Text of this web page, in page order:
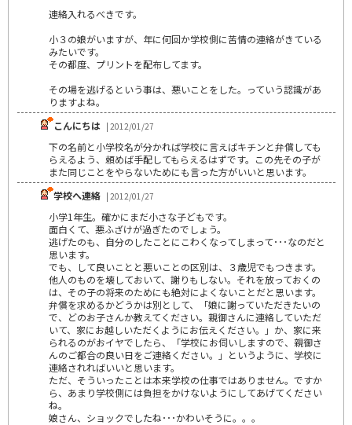
連絡入れるべきです。
小３の娘がいますが、年に何回か学校側に苦情の連絡がきている
みたいです。
その都度、プリントを配布してます。
その場を逃げるという事は、悪いことをした。っていう認識があ
りますよね。
こんにちは | 2012/01/27
下の名前と小学校名が分かれば学校に言えばキチンと弁償しても
らえるよう、頼めば手配してもらえるはずです。この先その子が
また同じことをやらないためにも言った方がいいと思います。
学校へ連絡 | 2012/01/27
小学1年生。確かにまだ小さな子どもです。
面白くて、悪ふざけが過ぎたのでしょう。
逃げたのも、自分のしたことにこわくなってしまって･･･なのだと
思います。
でも、して良いことと悪いことの区別は、３歳児でもつきます。
他人のものを壊しておいて、謝りもしない。それを放っておくの
は、その子の将来のためにも絶対によくないことだと思います。
弁償を求めるかどうかは別として、「娘に謝っていただきたいの
で、どのお子さんか教えてください。親御さんに連絡していただ
いて、家にお越しいただくようにお伝えください。」か、家に来
られるのがおイヤでしたら、「学校にお伺いしますので、親御さ
んのご都合の良い日をご連絡ください。」というように、学校に
連絡されればいいと思います。
ただ、そういったことは本来学校の仕事ではありません。ですか
ら、あまり学校側には負担をかけないようにしてあげてください
ね。
娘さん、ショックでしたね･･･かわいそうに。。。